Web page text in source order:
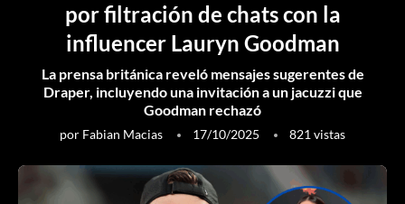
por filtración de chats con la
influencer Lauryn Goodman
La prensa británica reveló mensajes sugerentes de
Draper, incluyendo una invitación a un jacuzzi que
Goodman rechazó
por Fabian Macias 17/10/2025 821 vistas